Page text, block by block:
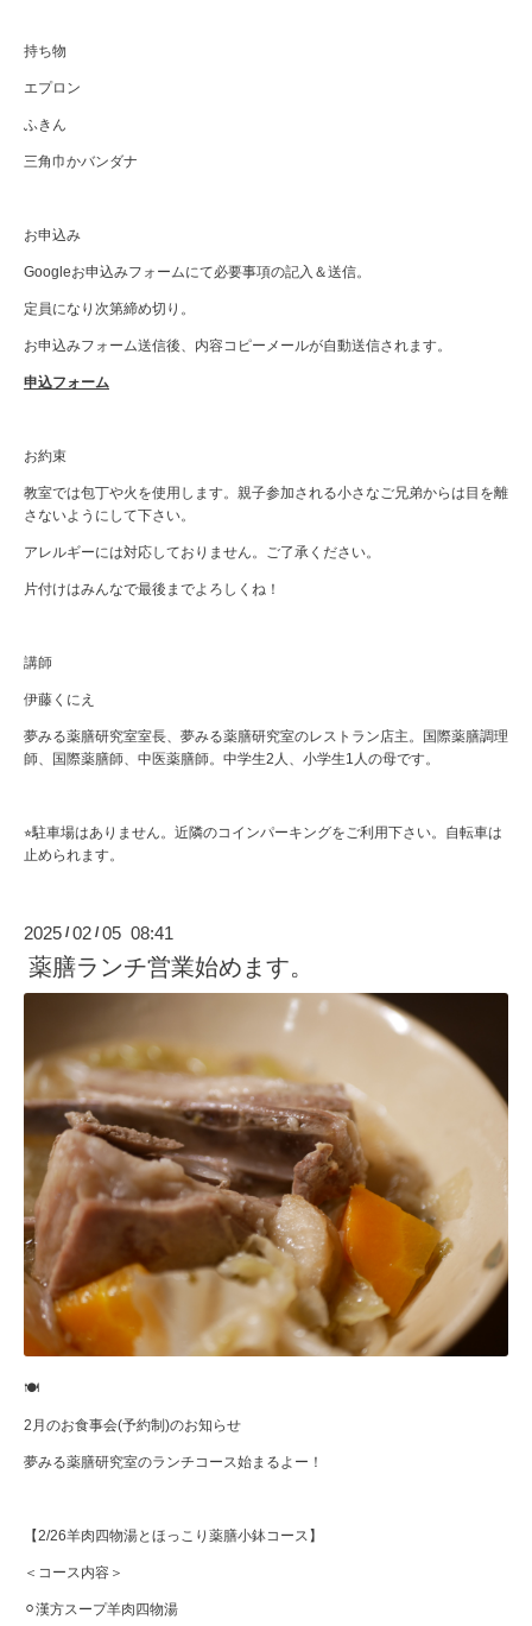
持ち物
エプロン
ふきん
三角巾かバンダナ
お申込み
Googleお申込みフォームにて必要事項の記入＆送信。
定員になり次第締め切り。
お申込みフォーム送信後、内容コピーメールが自動送信されます。
申込フォーム
お約束
教室では包丁や火を使用します。親子参加される小さなご兄弟からは目を離
さないようにして下さい。
アレルギーには対応しておりません。ご了承ください。
片付けはみんなで最後までよろしくね！
講師
伊藤くにえ
夢みる薬膳研究室室長、夢みる薬膳研究室のレストラン店主。国際薬膳調理
師、国際薬膳師、中医薬膳師。中学生2人、小学生1人の母です。
⭐︎駐車場はありません。近隣のコインパーキングをご利用下さい。自転車は
止められます。
2025 /02 /05 08:41
薬膳ランチ営業始めます。
🍽️
2月のお食事会(予約制)のお知らせ
夢みる薬膳研究室のランチコース始まるよー！
【2/26羊肉四物湯とほっこり薬膳小鉢コース】
＜コース内容＞
⚪︎漢方スープ羊肉四物湯